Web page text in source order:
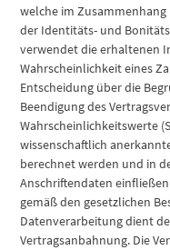
welche im
der Identitäts- und
verwendet die erhaltenen
Wahrscheinlichkeit eines
Entscheidung über die
Beendigung des
Wahrscheinlichkeitswerte
wissenschaftlich
berechnet werden und in
Anschriftendaten
gemäß den gesetzlichen
Datenverarbeitung dient
Vertragsanbahnung. Die